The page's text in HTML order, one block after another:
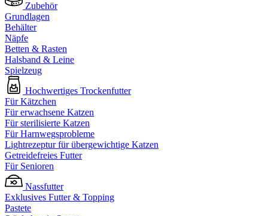
Zubehör
Grundlagen
Behälter
Näpfe
Betten & Rasten
Halsband & Leine
Spielzeug
Hochwertiges Trockenfutter
Für Kätzchen
Für erwachsene Katzen
Für sterilisierte Katzen
Für Harnwegsprobleme
Lightrezeptur für übergewichtige Katzen
Getreidefreies Futter
Für Senioren
Nassfutter
Exklusives Futter & Topping
Pastete